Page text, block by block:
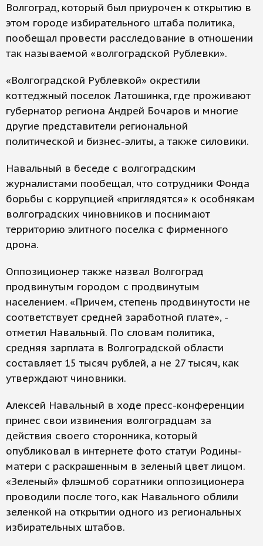
Волгоград, который был приурочен к открытию в
этом городе избирательного штаба политика,
пообещал провести расследование в отношении
так называемой «волгоградской Рублевки».
«Волгоградской Рублевкой» окрестили
коттеджный поселок Латошинка, где проживают
губернатор региона Андрей Бочаров и многие
другие представители региональной
политической и бизнес-элиты, а также силовики.
Навальный в беседе с волгоградским
журналистами пообещал, что сотрудники Фонда
борьбы с коррупцией «приглядятся» к особнякам
волгоградских чиновников и поснимают
территорию элитного поселка с фирменного
дрона.
Оппозиционер также назвал Волгоград
продвинутым городом с продвинутым
населением. «Причем, степень продвинутости не
соответствует средней заработной плате», -
отметил Навальный. По словам политика,
средняя зарплата в Волгоградской области
составляет 15 тысяч рублей, а не 27 тысяч, как
утверждают чиновники.
Алексей Навальный в ходе пресс-конференции
принес свои извинения волгоградцам за
действия своего сторонника, который
опубликовал в интернете фото статуи Родины-
матери с раскрашенным в зеленый цвет лицом.
«Зеленый» флэшмоб соратники оппозиционера
проводили после того, как Навального облили
зеленкой на открытии одного из региональных
избирательных штабов.